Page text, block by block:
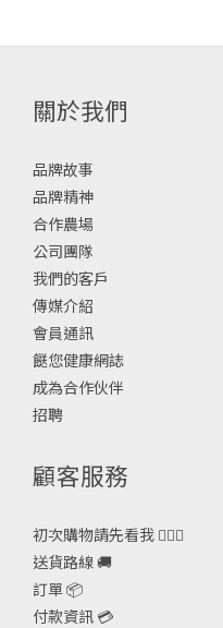
關於我們
品牌故事
品牌精神
合作農場
公司團隊
我們的客戶
傳媒介紹
會員通訊
餸您健康網誌
成為合作伙伴
招聘
顧客服務
初次購物請先看我 🙋🏻‍♀️
送貨路線 🚚
訂單 📦
付款資訊 💳